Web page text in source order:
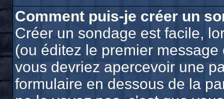
Comment puis-je créer un
Créer un sondage est facile,
(ou éditez le premier
vous devriez apercevoir une
formulaire en dessous de la